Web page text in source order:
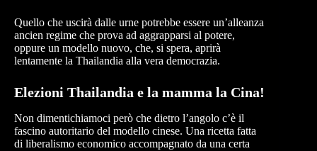
Quello che uscirà dalle urne potrebbe essere un’alleanza
ancien regime che prova ad aggrapparsi al potere,
oppure un modello nuovo, che, si spera, aprirà
lentamente la Thailandia alla vera democrazia.
Elezioni Thailandia e la mamma la Cina!
Non dimentichiamoci però che dietro l’angolo c’è il
fascino autoritario del modello cinese. Una ricetta fatta
di liberalismo economico accompagnato da una certa